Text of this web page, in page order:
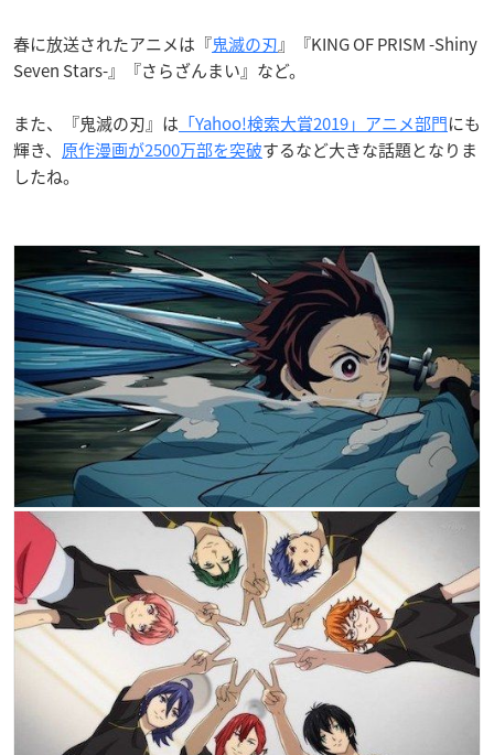
春に放送されたアニメは『鬼滅の刃』『KING OF PRISM -Shiny
Seven Stars-』『さらざんまい』など。
また、『鬼滅の刃』は 「Yahoo!検索大賞2019」アニメ部門にも
輝き、 原作漫画が2500万部を突破するなど大きな話題となりま
したね。